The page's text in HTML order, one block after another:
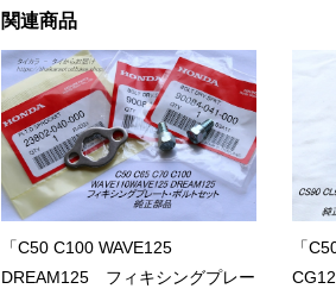
関連商品
「C50 C100 WAVE125
DREAM125 フィキシングプレー
「